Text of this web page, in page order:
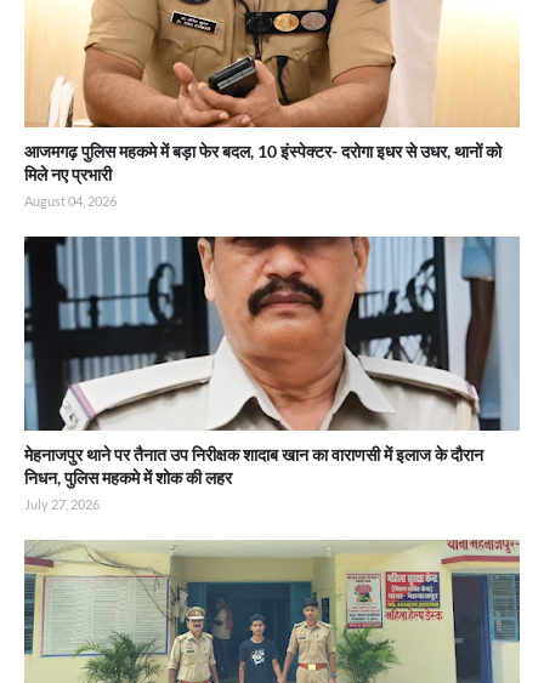
आजमगढ़ पुलिस महकमे में बड़ा फेर बदल, 10 इंस्पेक्टर- दरोगा इधर से उधर, थानों को
मिले नए प्रभारी
August 04, 2026
मेहनाजपुर थाने पर तैनात उप निरीक्षक शादाब खान का वाराणसी में इलाज के दौरान
निधन, पुलिस महकमे में शोक की लहर
July 27, 2026